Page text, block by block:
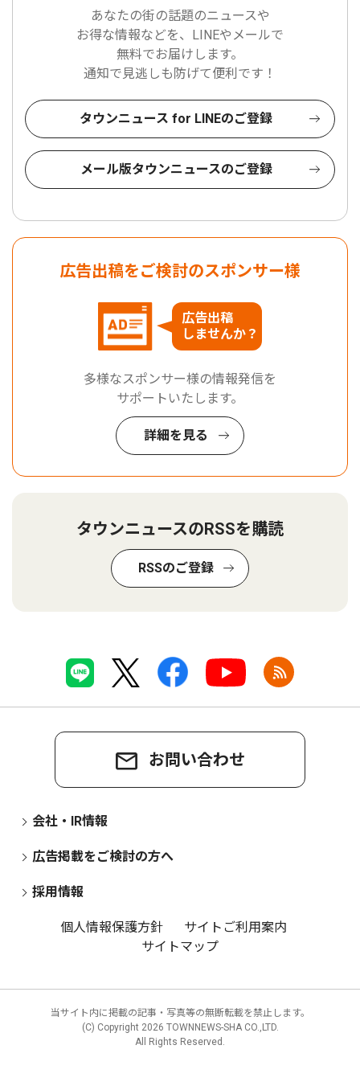
あなたの街の話題のニュースや
お得な情報などを、LINEやメールで
無料でお届けします。
通知で見逃しも防げて便利です！
タウンニュース for LINEのご登録
メール版タウンニュースのご登録
広告出稿をご検討のスポンサー様
広告出稿
しませんか？
多様なスポンサー様の情報発信を
サポートいたします。
詳細を見る
タウンニュースのRSSを購読
RSSのご登録
お問い合わせ
会社・IR情報
広告掲載をご検討の方へ
採用情報
個人情報保護方針
サイトご利用案内
サイトマップ
当サイト内に掲載の記事・写真等の無断転載を禁止します。
(C) Copyright 2026 TOWNNEWS-SHA CO.,LTD.
All Rights Reserved.